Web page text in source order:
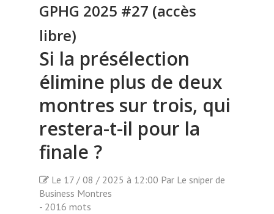
GPHG 2025 #27 (accès
libre)
Si la présélection
élimine plus de deux
montres sur trois, qui
restera-t-il pour la
finale ?
Le 17 / 08 / 2025 à 12:00 Par Le sniper de
Business Montres
- 2016 mots